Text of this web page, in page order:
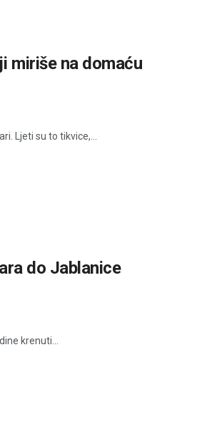
miriše na domaću
Ljeti su to tikvice,...
do Jablanice
krenuti...